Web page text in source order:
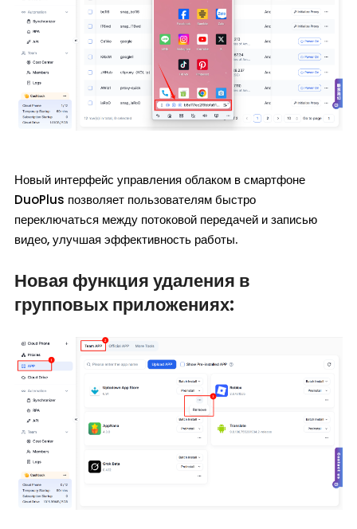
Новый интерфейс управления облаком в смартфоне
DuoPlus позволяет пользователям быстро
переключаться между потоковой передачей и записью
видео, улучшая эффективность работы.
Новая функция удаления в
групповых приложениях: